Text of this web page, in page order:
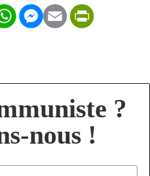
WhatsApp
Messenger
Email
?
nous !